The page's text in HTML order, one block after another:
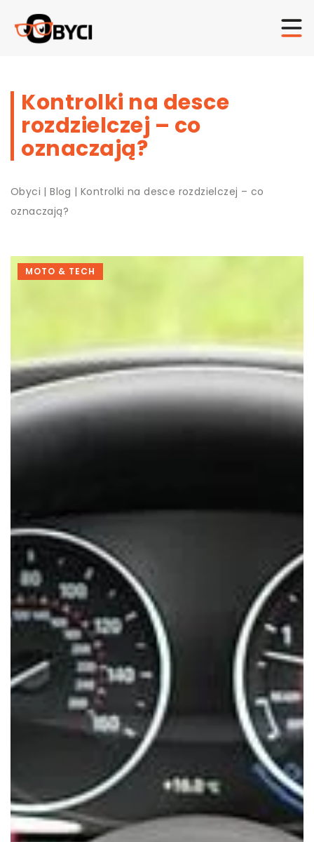
Kontrolki na desce
rozdzielczej – co
oznaczają?
Obyci |Blog |Kontrolki na desce rozdzielczej – co
oznaczają?
MOTO & TECH